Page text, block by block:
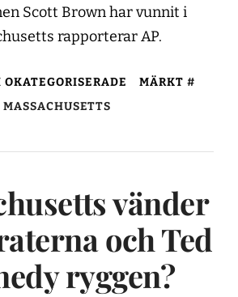
Scott Brown har vunnit i
rapporterar AP.
MÄRKT
MASSACHUSETTS
vänder
och Ted
ryggen?